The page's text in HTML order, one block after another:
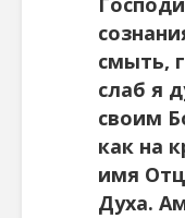
смыть,
слаб я
своим
как на
имя
Духа.